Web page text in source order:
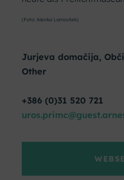
(Foto: Alenka Lamovšek)
Jurjeva domačija,
Other
+386 (0)31 520 721